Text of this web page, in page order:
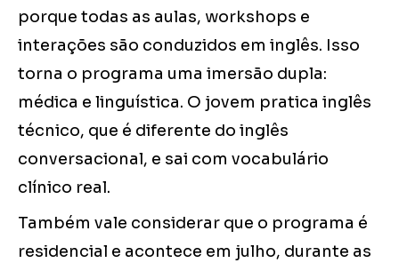
porque todas as aulas, workshops e
interações são conduzidos em inglês. Isso
torna o programa uma imersão dupla:
médica e linguística. O jovem pratica inglês
técnico, que é diferente do inglês
conversacional, e sai com vocabulário
clínico real.
Também vale considerar que o programa é
residencial e acontece em julho, durante as